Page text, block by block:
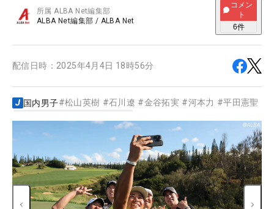
所属ALBA Net編集部
ALBA Net編集部 / ALBA Net
コメン
ト
6件
配信日時： 2025年4月4日 18時56分
国内男子#松山英樹 #石川遼 #金谷拓実 #河本力 #平田憲聖